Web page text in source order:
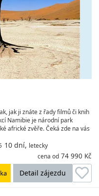
jak ji znáte z řady filmů či knih
Namibie je národní park
africké zvěře. Čeká zde na vás
10 dní, letecky
cena od 74 990 Kč
Detail zájezdu